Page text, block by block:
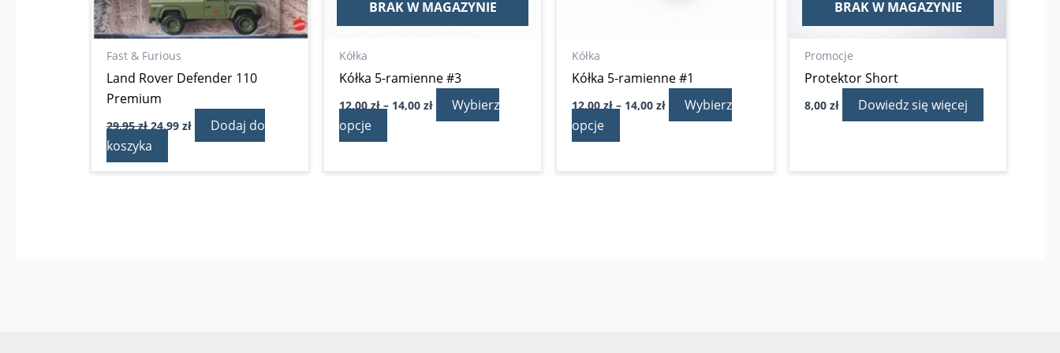
Fast & Furious
Land Rover Defender 110
Premium
29,95zł 24,99zł
Dodaj do
koszyka
BRAK W MAGAZYNIE
Kółka
Kółka 5-ramienne #3
12,00zł – 14,00zł
Wybierz
opcje
stronie
Kółka
Kółka 5-ramienne #1
12,00zł – 14,00zł
Wybierz
opcje
BRAK W MAGAZYNIE
Promocje
Protektor Short
8,00zł Dowiedz się więcej